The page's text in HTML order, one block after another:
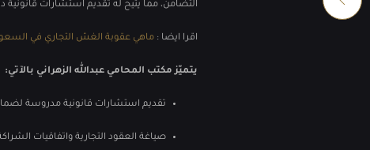
التضامن، مما يتيح له تقديم استشارات
اقرا ايضا : ماهي عقوبة الغش التجاري في السعودية
يتميّز مكتب المحامي عبدالله الزهراني بالآتي:
تقديم استشارات قانونية مدروسة
صياغة العقود التجارية واتفاقيات